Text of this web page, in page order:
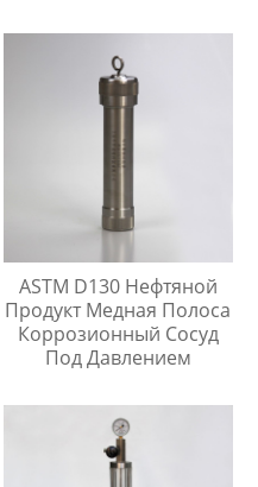
Быстрого Соединителя
ASTM D130 Нефтяной
Продукт Медная Полоса
Коррозионный Сосуд
Под Давлением